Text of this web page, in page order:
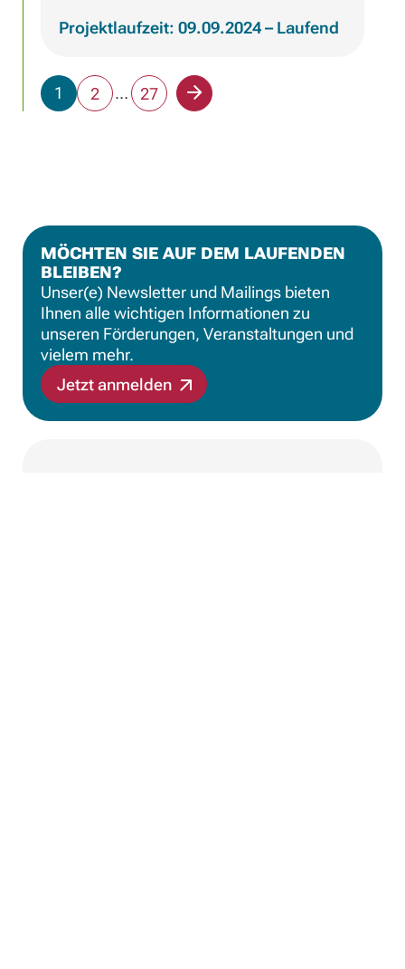
Projektlaufzeit: 09.09.2024 – Laufend
Seite
1 Seite
2 … Seite
27 Nächste
MÖCHTEN SIE AUF DEM LAUFENDEN
BLEIBEN?
Unser(e) Newsletter und Mailings bieten
Ihnen alle wichtigen Informationen zu
unseren Förderungen, Veranstaltungen und
vielem mehr.
Jetzt anmelden